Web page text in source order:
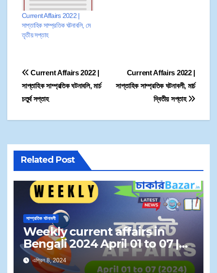
Current Affairs 2022 |
সাপ্তাহিক সাম্প্রতিক ঘটনাবলি, মে
তৃতীয় সপ্তাহ
Current Affairs 2022 |
সাপ্তাহিক সাম্প্রতিক ঘটনাবলী, মার্চ
দ্বিতীয় সপ্তাহ
Current Affairs 2022 |
সাপ্তাহিক সাম্প্রতিক ঘটনাবলি, মার্চ
চতুর্থ সপ্তাহ
Related Post
সাম্প্রতিক ঘটনাবলী
Weekly current affairs in
Bengali 2024 April 01 to 07 |
সাপ্তাহিক কারেন্ট অ্যাফেয়ার্স ২০২৪ এপ্রিল ০১
থেকে ০৭
এপ্রিল 8, 2024